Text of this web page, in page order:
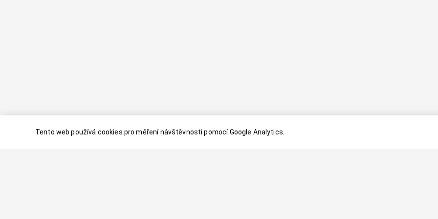
Tento web používá cookies pro měření návštěvnosti pomocí Google Analytics.